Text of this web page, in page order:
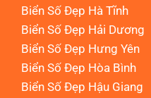
Biển Số Đẹp Hà Tĩnh
Biển Số Đẹp Hải Dương
Biển Số Đẹp Hưng Yên
Biển Số Đẹp Hòa Bình
Biển Số Đẹp Hậu Giang